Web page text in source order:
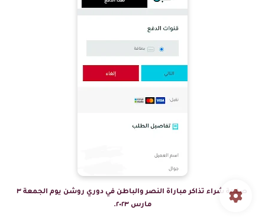
صفحة شراء تذاكر مباراة النصر والباطن في دوري روشن يوم الجمعة ٣
مارس ٢٠٢٣.